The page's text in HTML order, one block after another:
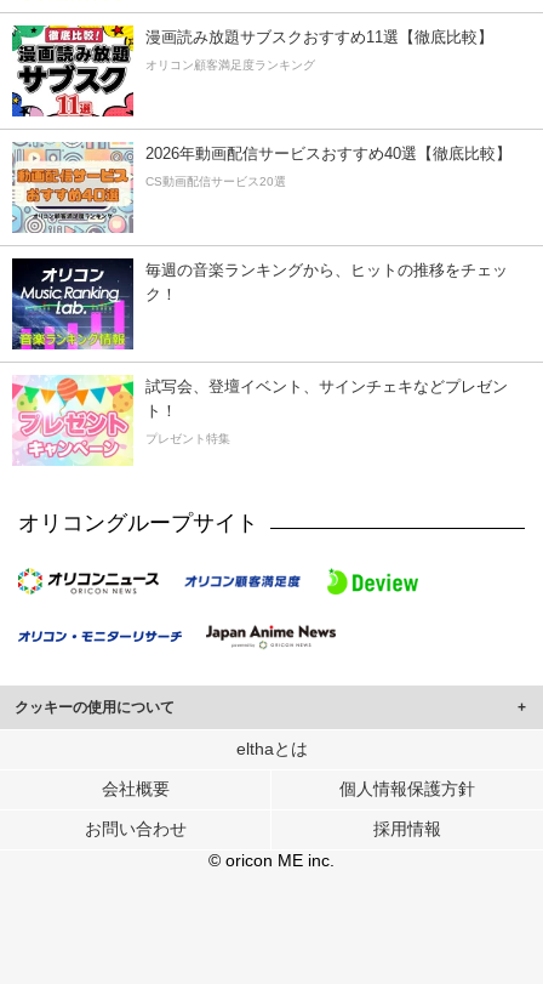
漫画読み放題サブスクおすすめ11選【徹底比較】
オリコン顧客満足度ランキング
2026年動画配信サービスおすすめ40選【徹底比較】
CS動画配信サービス20選
毎週の音楽ランキングから、ヒットの推移をチェッ
ク！
試写会、登壇イベント、サインチェキなどプレゼン
ト！
プレゼント特集
オリコングループサイト
クッキーの使用について
このサイトでは Cookie を使用して、ユーザーに合わせたコンテンツや広告の
行っています。
メディアや広告配信、データ解析の各パートナーに提供しています。
各パートナーは、この情報とユーザーが各パートナーに提供した他の情報や、
ユーザーが各パートナーのサービスを使用したときに収集した他の情報を組み
elthaとは
会社概要 個人情報保護方針
お問い合わせ
採用情報
© oricon ME inc.